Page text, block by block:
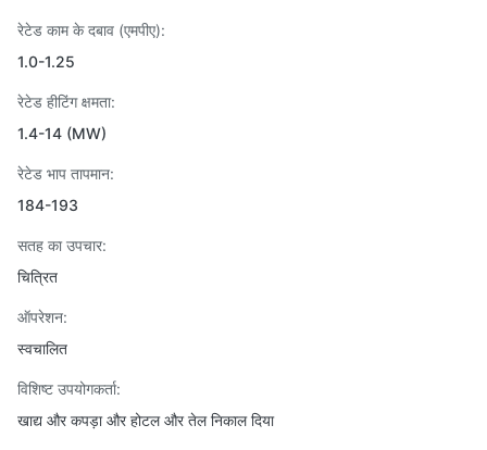
रेटेड काम के दबाव (एमपीए):
1.0-1.25
रेटेड हीटिंग क्षमता:
1.4-14 (MW)
रेटेड भाप तापमान:
184-193
सतह का उपचार:
चित्रित
ऑपरेशन:
स्वचालित
विशिष्ट उपयोगकर्ता:
खाद्य और कपड़ा और होटल और तेल निकाल दिया